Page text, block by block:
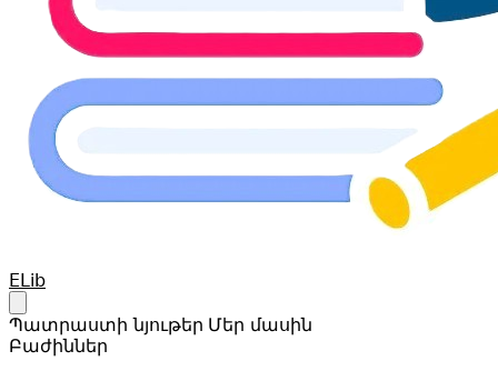
Your Company
ELib
Պատրաստի նյութեր Մեր մասին
Բաժիններ